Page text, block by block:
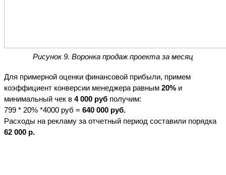
Рисунок 9. Воронка продаж проекта за месяц
Для примерной оценки финансовой прибыли, примем
коэффициент конверсии менеджера равным 20% и
минимальный чек в 4 000 руб получим:
799 * 20% *4000 руб = 640 000 руб.
62 000 р.